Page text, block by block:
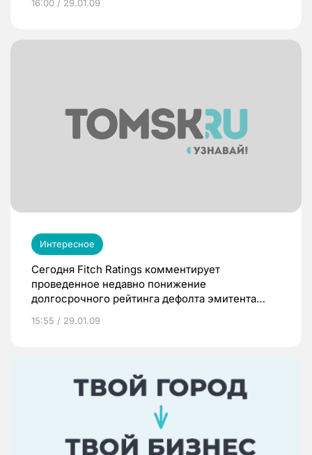
16:00 / 29.01.09
Интересное
Сегодня Fitch Ratings комментирует
проведенное недавно понижение
долгосрочного рейтинга дефолта эмитента
«B-» (B минус) до «CCC». Прогноз по
15:55 / 29.01.09